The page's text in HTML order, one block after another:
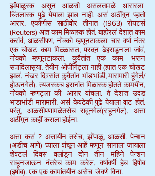
झोंपाळूस्क असून आळसी असलतामळे आरारला
चिंतलास्क पुढे येयाला झाल नाही. अस॑ अठींगून प्हातो
आरार. एकोणीस साठीवोर तीनांत (1963) रोयटर्स
(Reuters) आंत काम मिळास्क होत॑. बाह्येरल॑ देशांत काम
करांव॑, आळसीपण, नोक्को म्हणूनटाकला. चार वर्षा नंतर
एक चोखट काम मिळ्ळासल, परतून ढेहराडूनाला जांव॑,
नोक्को म्हणूनटाकला. कुवैतांत एक काम, भरून
संपादिलासुया, तेयीन ओपींगिट्ला नाही (ह्यांत एक चोखट
झाल॑. नंखर दिवसांत कुवैतांत भांडाभांडी, मारामारी हूंगेल॑/
होऊनगेल॑). त्यजस्कच इरानांत मिळास्क होतते कामयीन,
नोक्को म्हणट्ला की, आरार वांचला. ते देशांत उदंड
भांडाभांडी मारामारी. अस॑ केवढेकी पुढे येयाला वाट होत॑.
परंतु, आळसीपणामळेतसेच रावूनगेल॑(राहूनगेल॑). अत्ता
अठींगून काहीं कराला होईना.
अत्ता कस॑ ? अत्तायीन तसेच, झोंपाळू, आळसी. पेन्शन
(अडीच आणे) घ्याला वांचून आहें म्हणून सांगाला जायाला
शेवटल॑ दिवस वलांडून दोन तीन महिने पेन्शन
राव्हूनजाऊन नंतरेच काम करेल. वर्षावर्षी हेच हिषोब
(इषोब). एक एक कामांतयीन असेच, जेवणे विना.